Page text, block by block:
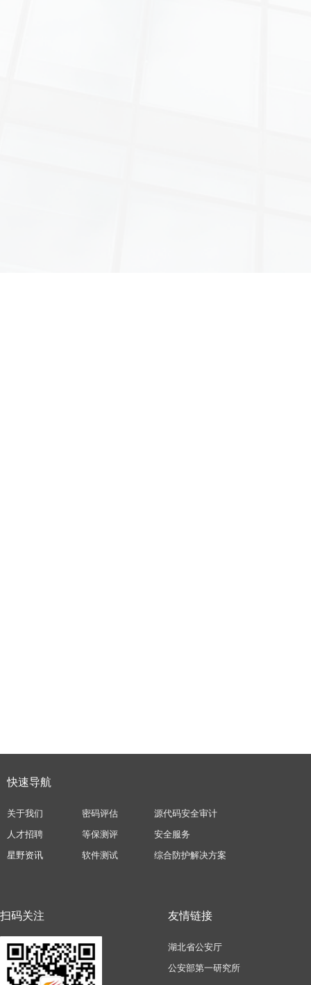
快速导航
关于我们
人才招聘
星野资讯
源代码安全审计
安全服务
综合防护解决方案
密码评估
等保测评
软件测试
友情链接
湖北省公安厅
公安部第一研究所
扫码关注